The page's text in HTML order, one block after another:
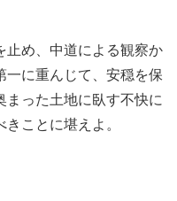
め、中道による観察か
一に重んじて、安穏を保
まった土地に臥す不快に
ことに堪えよ。